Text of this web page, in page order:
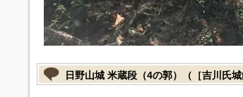
日野山城 米蔵段（4の郭）（［吉川氏